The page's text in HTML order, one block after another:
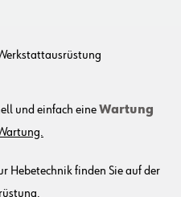
und einfach eineWartung
Hebetechnik finden Sie auf der
.